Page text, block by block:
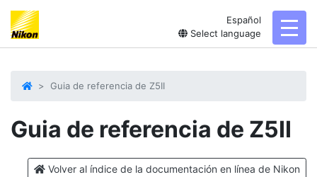
Español
Select language
Guia de referencia de Z5II
Guia de referencia de Z5II
Volver al índice de la documentación en línea de Nikon